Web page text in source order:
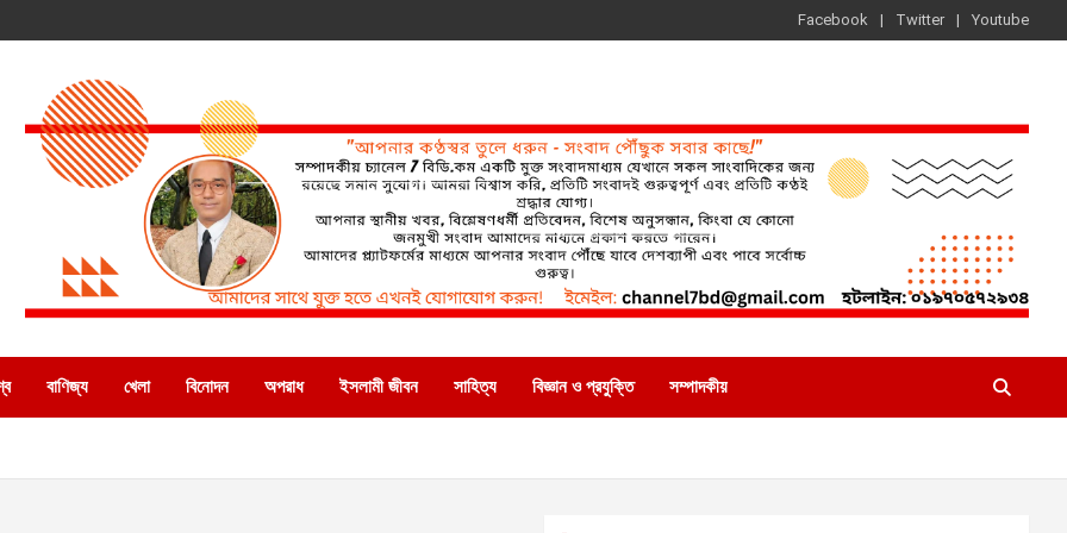
Facebook Twitter Youtube
বাণিজ্য খেলা বিনোদন অপরাধ ইসলামী জীবন সাহিত্য বিজ্ঞান ও প্রযুক্তি সম্পাদকীয়